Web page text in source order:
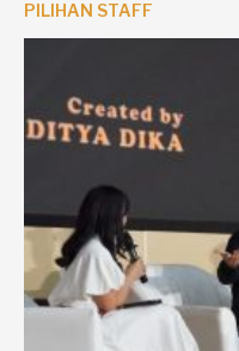
PILIHAN STAFF